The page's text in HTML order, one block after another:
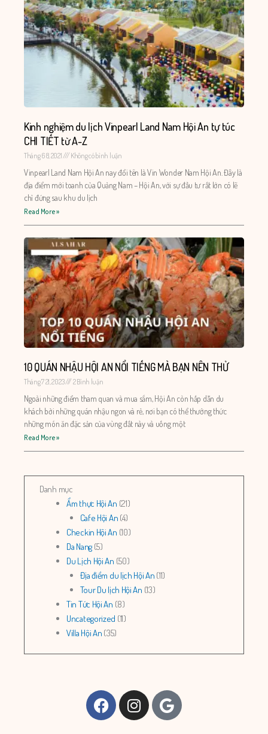
Kinh nghiệm du lịch Vinpearl Land Nam Hội An tự túc
CHI TIẾT từ A-Z
Tháng 6 8, 2021 Không có bình luận
Vinpearl Land Nam Hội An nay đổi tên là Vin Wonder Nam Hội An. Đây là
địa điểm mới toanh của Quảng Nam – Hội An, với sự đầu tư rất lớn có lẽ
chỉ đứng sau khu du lịch
Read More »
10 QUÁN NHẬU HỘI AN NỔI TIẾNG MÀ BẠN NÊN THỬ
Tháng 7 21, 2023 2 Bình luận
Ngoài những điểm tham quan và mua sắm, Hội An còn hấp dẫn du
khách bởi những quán nhậu ngon và rẻ, nơi bạn có thể thưởng thức
những món ăn đặc sản của vùng đất này và uống một
Read More »
Danh mục
Ẩm thực Hội An (21)
Cafe Hội An (4)
Checkin Hội An (10)
Da Nang(5)
Du Lịch Hội An (50)
Địa điểm du lịch Hội An (11)
Tour Du lịch Hội An (13)
Tin Tức Hội An (8)
Uncategorized (11)
Villa Hội An (35)
FacebookInstagramGoogle